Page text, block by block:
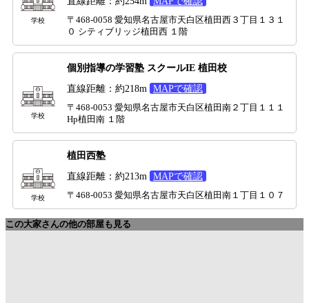
学校
〒468-0058 愛知県名古屋市天白区植田西３丁目１３１
０ シティブリッジ植田西 １階
学校
個別指導の学習塾 スクールIE 植田校
直線距離：約218m MAPで確認
〒468-0053 愛知県名古屋市天白区植田南２丁目１１１
Hp植田南 １階
学校
植田西塾
直線距離：約213m MAPで確認
〒468-0053 愛知県名古屋市天白区植田南１丁目１０７
この大家さんの他の部屋も見る